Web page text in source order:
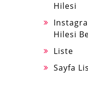
Hilesi
Hilesi
Liste
Sayfa